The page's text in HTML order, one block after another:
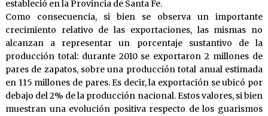
estableció en la Provincia de Santa Fe.
Como consecuencia, si bien se observa un importante
crecimiento relativo de las exportaciones, las mismas no
alcanzan a representar un porcentaje sustantivo de la
producción total: durante 2010 se exportaron 2 millones de
pares de zapatos, sobre una producción total anual estimada
en 115 millones de pares. Es decir, la exportación se ubicó por
debajo del 2% de la producción nacional. Estos valores, si bien
muestran una evolución positiva respecto de los guarismos